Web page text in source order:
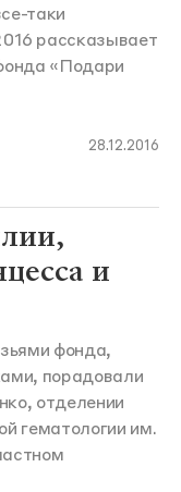
таки
рассказывает
«Подари
28.12.2016
и
фонда,
порадовали
отделении
гематологии им.